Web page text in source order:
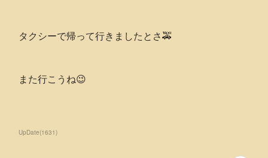
タクシーで帰って行きましたとさ🚕
また行こうね😉
UpDate(1631)